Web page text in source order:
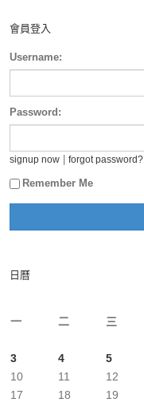
會員登入
Username:
Password:
signup now forgot password?
Remember Me
日曆
一
二 三
3
4 5
10
11 12
17
18 19